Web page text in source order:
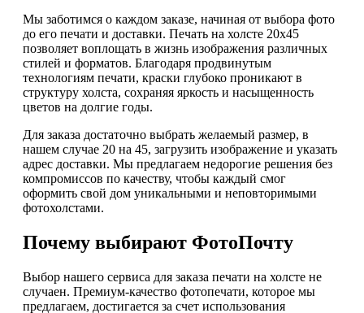
Мы заботимся о каждом заказе, начиная от выбора фото
до его печати и доставки. Печать на холсте 20х45
позволяет воплощать в жизнь изображения различных
стилей и форматов. Благодаря продвинутым
технологиям печати, краски глубоко проникают в
структуру холста, сохраняя яркость и насыщенность
цветов на долгие годы.
Для заказа достаточно выбрать желаемый размер, в
нашем случае 20 на 45, загрузить изображение и указать
адрес доставки. Мы предлагаем недорогие решения без
компромиссов по качеству, чтобы каждый смог
оформить свой дом уникальными и неповторимыми
фотохолстами.
Почему выбирают ФотоПочту
Выбор нашего сервиса для заказа печати на холсте не
случаен. Премиум-качество фотопечати, которое мы
предлагаем, достигается за счет использования